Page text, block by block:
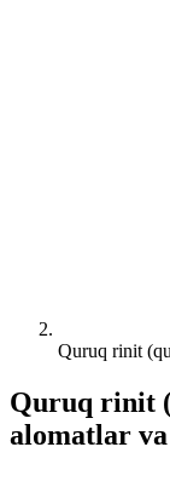
Quruq rinit
Quruq rinit
alomatlar